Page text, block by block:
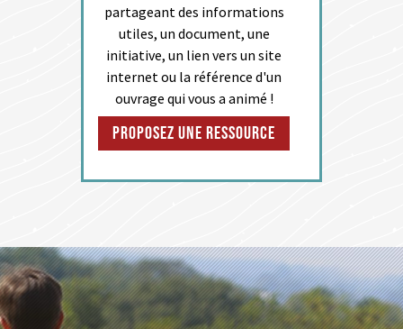
partageant des informations
utiles, un document, une
initiative, un lien vers un site
internet ou la référence d'un
ouvrage qui vous a animé !
Proposez une ressource